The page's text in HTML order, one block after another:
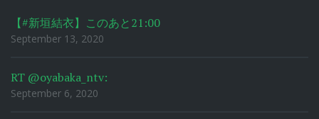
【#新垣結衣】このあと21:00
September 13, 2020
RT @oyabaka_ntv:
September 6, 2020